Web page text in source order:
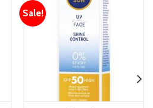
Sale!